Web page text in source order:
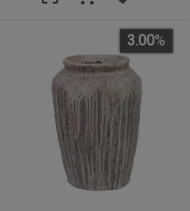
3.00%